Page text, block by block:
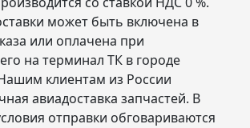
может быть включена в
или оплачена при
на терминал ТК в городе
клиентам из России
авиадоставка запчастей. В
отправки обговариваются